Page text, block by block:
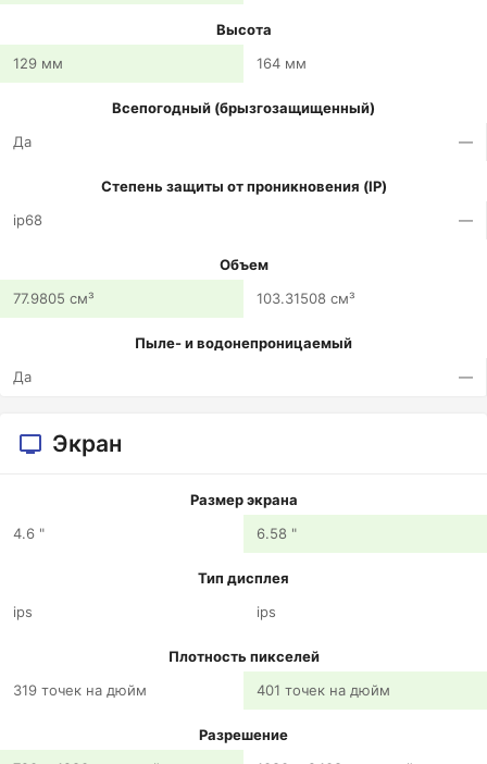
Высота
129 мм
164 мм
Всепогодный (брызгозащищенный)
Да
—
Степень защиты от проникновения (IP)
ip68
—
Объем
77.9805 см³
103.31508 см³
Пыле- и водонепроницаемый
Да
—
Экран
Размер экрана
4.6 "
6.58 "
Тип дисплея
ips
ips
Плотность пикселей
319 точек на дюйм
401 точек на дюйм
Разрешение